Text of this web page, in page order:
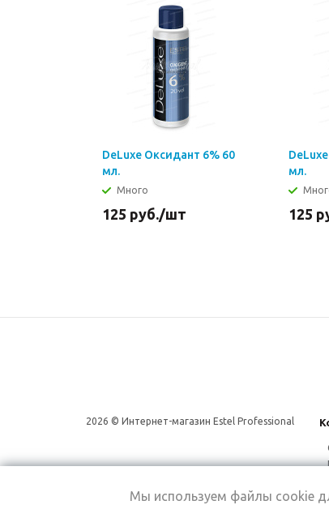
DeLuxe Оксидант 6% 60
мл.
Много
125 руб./шт
мл.
125
2026 © Интернет-магазин Estel Professional
Мы используем файлы cookie